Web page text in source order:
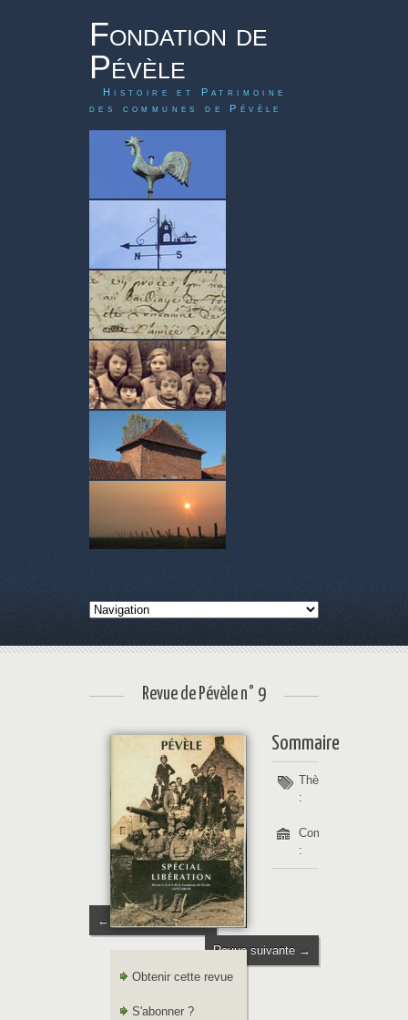
Fondation de
Pévèle
Histoire et Patrimoine
des communes de Pévèle
Revue de Pévèle n° 9
Obtenir cette revue
S'abonner ?
Sommaire
Thèmes
:
Communes
:
← Revue précédente
Revue suivante →